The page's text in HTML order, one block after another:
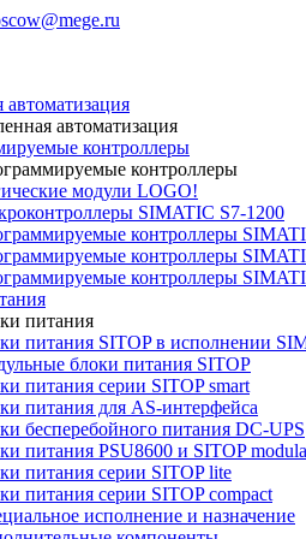
автоматизация
контроллеры
контроллеры
модули LOGO!
SIMATIC S7-1200
контроллеры
контроллеры
контроллеры
питания
питания SITOP в исполнении
блоки питания SITOP
питания серии SITOP smart
питания для AS-интерфейса
бесперебойного питания DC-UPS
питания PSU8600 и SITOP
питания серии SITOP lite
питания серии SITOP compact
исполнение и назначение